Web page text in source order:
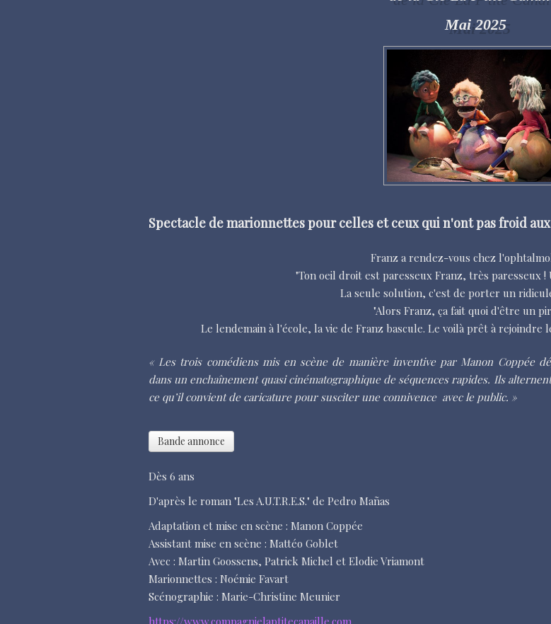
Mai 2025
Spectacle de marionnettes pour celles et ceux qui n'ont pas froid
Franz a rendez-vous chez
"Ton oeil droit est paresseux Franz, très paresseux
La seule solution, c'est de porter un
"Alors Franz, ça fait quoi d'être un
Le lendemain à l'école, la vie de Franz bascule. Le voilà prêt à rejoindre
« Les trois comédiens mis en scène de manière inventive par Manon Coppée
dans un enchaînement quasi cinématographique de séquences rapides. Ils
ce qu’il convient de caricature pour susciter une connivence avec le public. »
Bande annonce
Dès 6 ans
D'après le roman "Les A.U.T.R.E.S." de Pedro Mañas
Adaptation et mise en scène : Manon Coppée
Assistant mise en scène : Mattéo Goblet
Avec : Martin Goossens, Patrick Michel et Elodie Vriamont
Marionnettes : Noémie Favart
Scénographie : Marie-Christine Meunier
https://www.compagnielaptitecanaille.com